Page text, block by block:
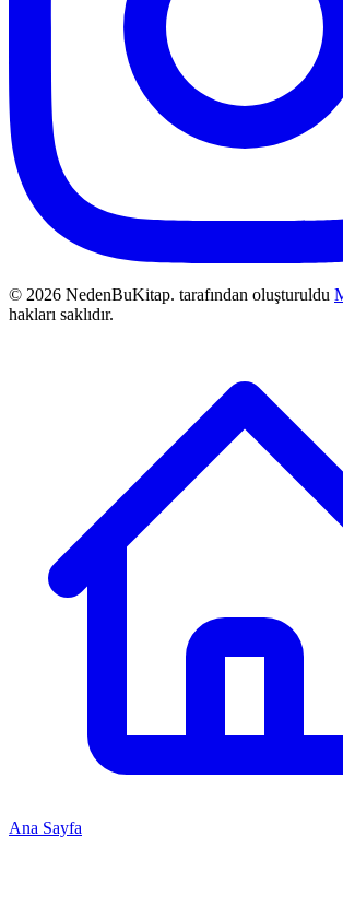
© 2026 NedenBuKitap. tarafından oluşturuldu
hakları saklıdır.
Ana Sayfa